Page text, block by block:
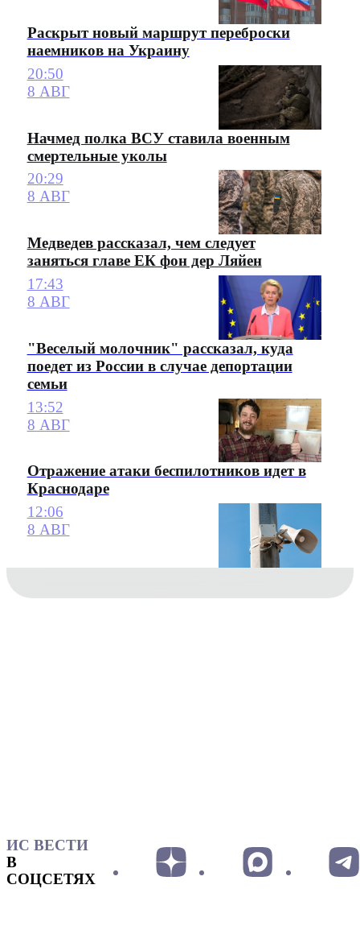
Раскрыт новый маршрут переброски
наемников на Украину
20:50
8 АВГ
Начмед полка ВСУ ставила военным
смертельные уколы
20:29
8 АВГ
Медведев рассказал, чем следует
заняться главе ЕК фон дер Ляйен
17:43
8 АВГ
"Веселый молочник" рассказал, куда
поедет из России в случае депортации
семьи
13:52
8 АВГ
Отражение атаки беспилотников идет в
Краснодаре
12:06
8 АВГ
ИС ВЕСТИ
В
СОЦСЕТЯХ